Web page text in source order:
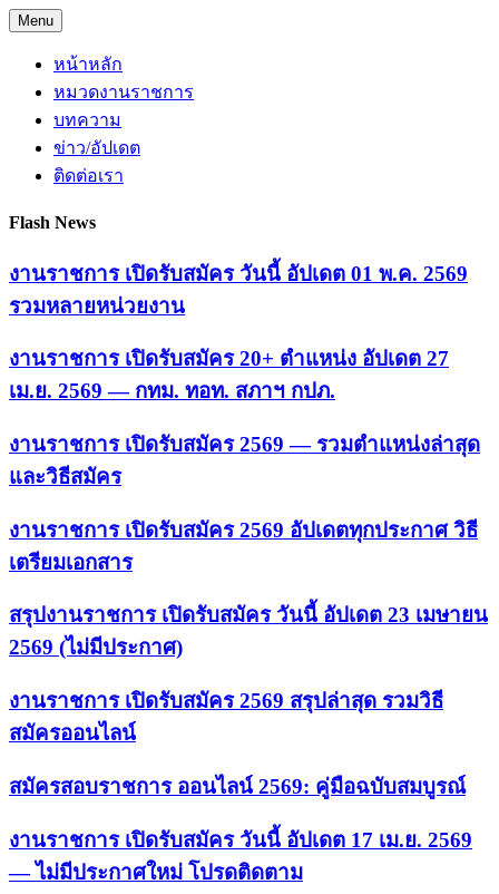
Skip
to
content
Menu
หน้าหลัก
หมวดงานราชการ
บทความ
ข่าว/อัปเดต
ติดต่อเรา
Flash News
งานราชการ เปิดรับสมัคร วันนี้ อัปเดต 01 พ.ค. 2569
รวมหลายหน่วยงาน
งานราชการ เปิดรับสมัคร 20+ ตำแหน่ง อัปเดต 27
เม.ย. 2569 — กทม. ทอท. สภาฯ กปภ.
งานราชการ เปิดรับสมัคร 2569 — รวมตำแหน่งล่าสุด
และวิธีสมัคร
งานราชการ เปิดรับสมัคร 2569 อัปเดตทุกประกาศ วิธี
เตรียมเอกสาร
สรุปงานราชการ เปิดรับสมัคร วันนี้ อัปเดต 23 เมษายน
2569 (ไม่มีประกาศ)
งานราชการ เปิดรับสมัคร 2569 สรุปล่าสุด รวมวิธี
สมัครออนไลน์
สมัครสอบราชการ ออนไลน์ 2569: คู่มือฉบับสมบูรณ์
งานราชการ เปิดรับสมัคร วันนี้ อัปเดต 17 เม.ย. 2569
— ไม่มีประกาศใหม่ โปรดติดตาม